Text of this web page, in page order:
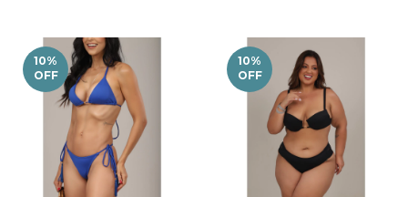
10%
OFF
10%
OFF